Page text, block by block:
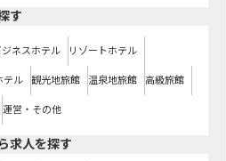
す
ジネスホテル リゾートホテル
テル 観光地旅館 温泉地旅館 高級旅館
運営・その他
求人を探す